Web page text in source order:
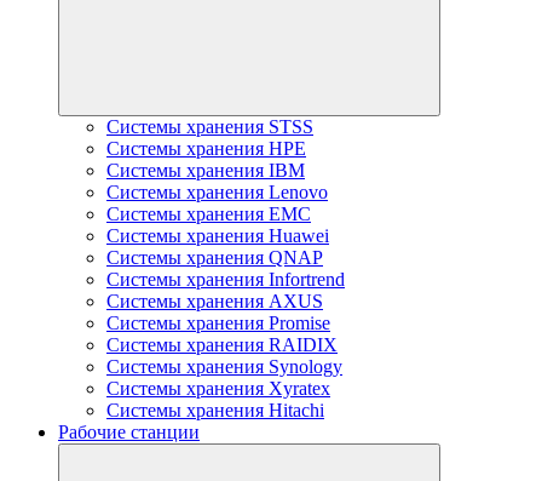
Системы хранения STSS
Системы хранения HPE
Системы хранения IBM
Системы хранения Lenovo
Системы хранения EMC
Системы хранения Huawei
Системы хранения QNAP
Системы хранения Infortrend
Системы хранения AXUS
Системы хранения Promise
Системы хранения RAIDIX
Системы хранения Synology
Системы хранения Xyratex
Системы хранения Hitachi
Рабочие станции